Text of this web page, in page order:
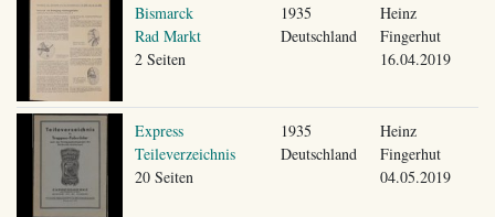
Bismarck
Rad Markt
2 Seiten
1935
Deutschland
Heinz
Fingerhut
16.04.2019
Express
Teileverzeichnis
20 Seiten
1935
Deutschland
Heinz
Fingerhut
04.05.2019